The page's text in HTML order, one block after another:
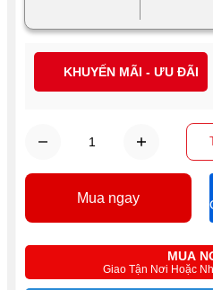
MUA
Giao Tận Nơi Hoặc
Mua ngay
KHUYẾN MÃI - ƯU ĐÃI